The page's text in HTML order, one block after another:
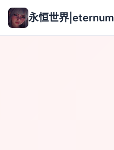
永恒世界|eternum